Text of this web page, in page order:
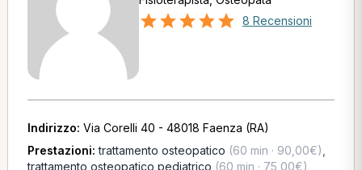
8 Recensioni
Indirizzo: Via Corelli 40 - 48018 Faenza (RA)
Prestazioni:trattamento osteopatico (60 min · 90,00€)
trattamento osteopatico pediatrico (60 min · 75,00€)